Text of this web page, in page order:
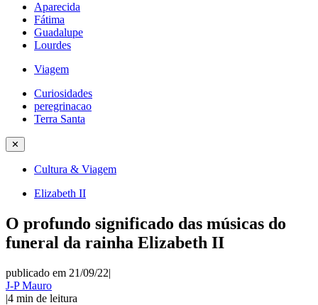
Aparecida
Fátima
Guadalupe
Lourdes
Viagem
Curiosidades
peregrinacao
Terra Santa
✕
Cultura & Viagem
Elizabeth II
O profundo significado das músicas do
funeral da rainha Elizabeth II
publicado em 21/09/22|
J-P Mauro
|4 min de leitura